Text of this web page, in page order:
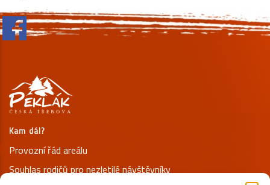
Kam dál?
Provozní řád areálu
Souhlas rodičů pro nezletilé návštěvníky